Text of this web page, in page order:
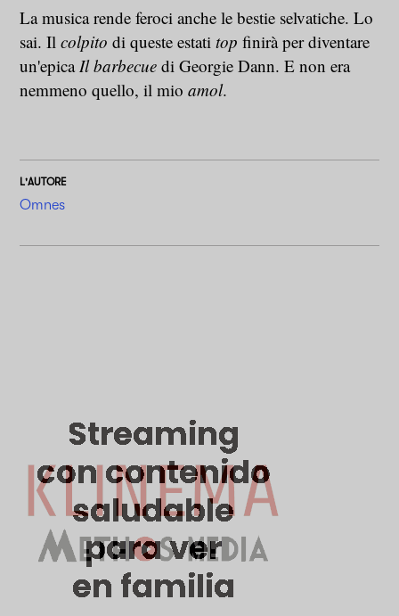
La musica rende feroci anche le bestie selvatiche. Lo
sai. Ilcolpito di queste estatitopfinirà per diventare
un'epica Il barbecuedi Georgie Dann. E non era
nemmeno quello, il mioamol.
L'AUTORE
Omnes